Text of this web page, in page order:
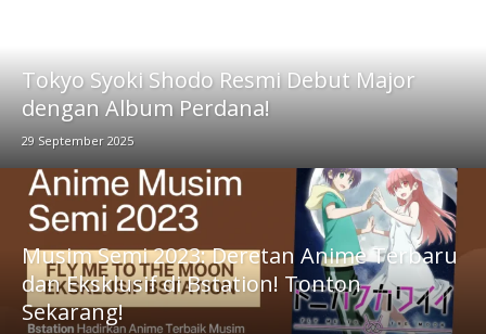
Tokyo Syoki Shodo Resmi Debut Major
dengan Album Perdana!
29 September 2025
Musim Semi 2023: Deretan Anime Terbaru
dan Eksklusif di Bstation! Tonton
Sekarang!